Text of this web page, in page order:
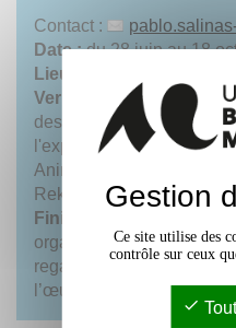
Contact :
Date :du 28 juin au 18
Lieu :
Vernissage : vendredi
des Suds.avec
l'exposition.
Animation de notre
Rekacewicz
Finissage :
mardi 15
organisé sur la
regard que géographes
l’œuvre de Paul Klee.
Gestion
Ce site utilise des
contrôle sur ceux